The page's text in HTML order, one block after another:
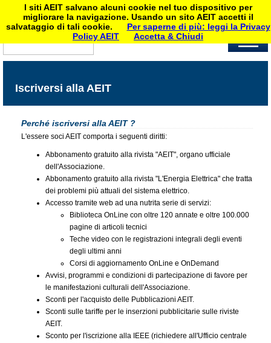
Iscriversi alla AEIT
Perché iscriversi alla AEIT ?
L'essere soci AEIT comporta i seguenti diritti:
Abbonamento gratuito alla rivista "AEIT", organo ufficiale
dell'Associazione.
Abbonamento gratuito alla rivista "L'Energia Elettrica" che tratta
dei problemi più attuali del sistema elettrico.
Accesso tramite web ad una nutrita serie di servizi:
Biblioteca OnLine con oltre 120 annate e oltre 100.000
pagine di articoli tecnici
Teche video con le registrazioni integrali degli eventi
degli ultimi anni
Corsi di aggiornamento OnLine e OnDemand
Avvisi, programmi e condizioni di partecipazione di favore per
le manifestazioni culturali dell'Associazione.
Sconti per l'acquisto delle Pubblicazioni AEIT.
Sconti sulle tariffe per le inserzioni pubblicitarie sulle riviste
AEIT.
Sconto per l'iscrizione alla IEEE (richiedere all'Ufficio centrale
I siti AEIT salvano alcuni cookie nel tuo dispositivo per
migliorare la navigazione. Usando un sito AEIT accetti il
salvataggio di tali cookie.
Per saperne di più: leggi la Privacy
Policy AEIT
Accetta & Chiudi